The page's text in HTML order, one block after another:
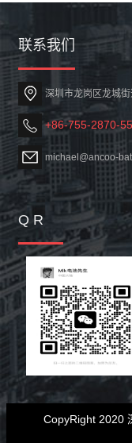
联系我们
深圳市龙岗区龙城
+86-755-2870-
michael@ancoo-
Q R
CopyRight 2020